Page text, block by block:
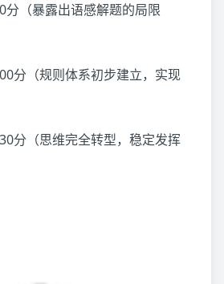
分（暴露出语感解题的局限
分（规则体系初步建立，实现
分（思维完全转型，稳定发挥